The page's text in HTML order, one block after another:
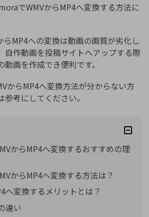
でWMVからMP4へ変換する方法に
MP4への変換は動画の画質が劣化し
自作動画を投稿サイトへアップする際
画を作成でき便利です。
からMP4へ変換方法が分からない方
考にしてください。
からMP4へ変換するおすすめの理
からMP4へ変換する方法は？
へ変換するメリットとは？
違い